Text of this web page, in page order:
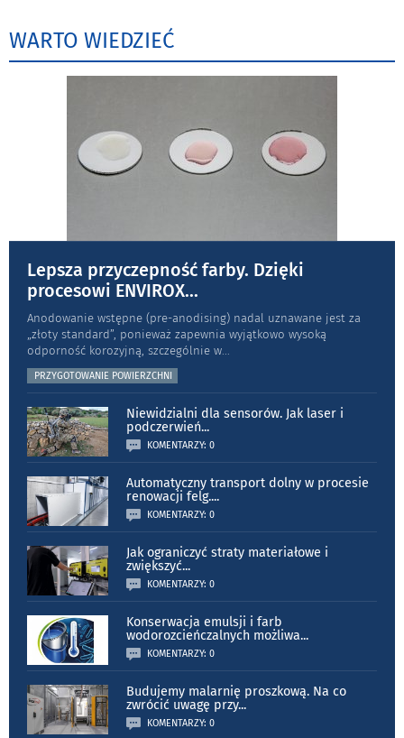
WARTO WIEDZIEĆ
Lepsza przyczepność farby. Dzięki
procesowi ENVIROX...
Anodowanie wstępne (pre-anodising) nadal uznawane jest za
„złoty standard”, ponieważ zapewnia wyjątkowo wysoką
odporność koro­zyjną, szczególnie w...
PRZYGOTOWANIE POWIERZCHNI
Niewidzialni dla sensorów. Jak laser i
podczerwień...
KOMENTARZY: 0
Automatyczny transport dolny w procesie
renowacji felg....
KOMENTARZY: 0
Jak ograniczyć straty materiałowe i
zwiększyć...
KOMENTARZY: 0
Konserwacja emulsji i farb
wodorozcieńczalnych możliwa...
KOMENTARZY: 0
Budujemy malarnię proszkową. Na co
zwrócić uwagę przy...
KOMENTARZY: 0